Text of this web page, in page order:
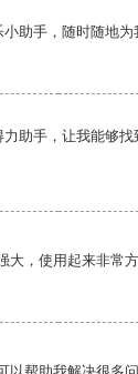
助手，随时随地为
助手，让我能够
大，使用起来非常方